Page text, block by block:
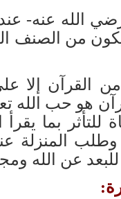
الله عنه-
من الصنف
من القرآن إلا
هو حب الله
بما يقرأ
وطلب المنزلة
عن الله